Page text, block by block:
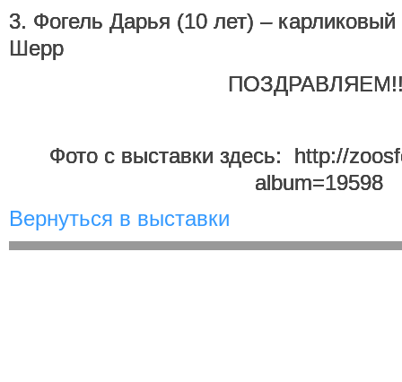
3. Фогель Дарья (10 лет) –
Шерр
Фото с выставки здесь: http://
album=19598
Вернуться в выставки